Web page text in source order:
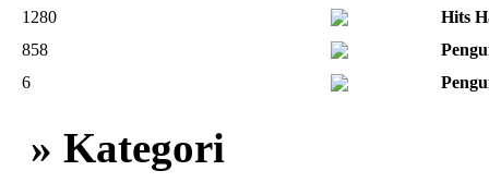
1280
Hits
858
6
» Kategori